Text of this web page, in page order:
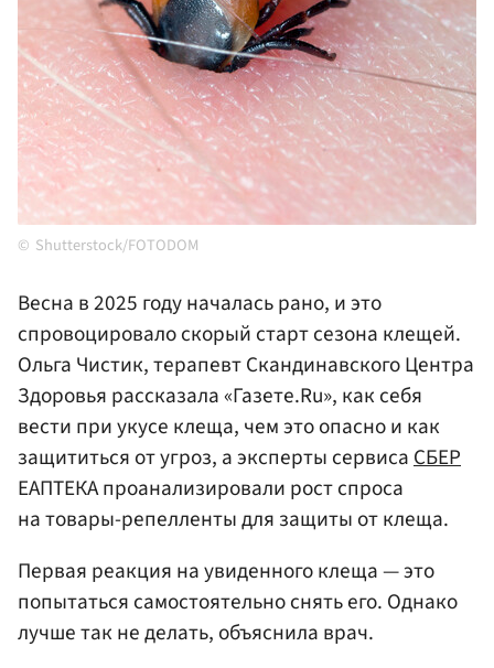
Shutterstock/FOTODOM
Весна в 2025 году началась рано, и это
спровоцировало скорый старт сезона клещей.
Ольга Чистик, терапевт Скандинавского Центра
Здоровья рассказала «Газете.Ru», как себя
вести при укусе клеща, чем это опасно и как
защититься от угроз, а эксперты сервисаСБЕР
ЕАПТЕКА проанализировали рост спроса
на товары-репелленты для защиты от клеща.
Первая реакция на увиденного клеща — это
попытаться самостоятельно снять его. Однако
лучше так не делать, объяснила врач.